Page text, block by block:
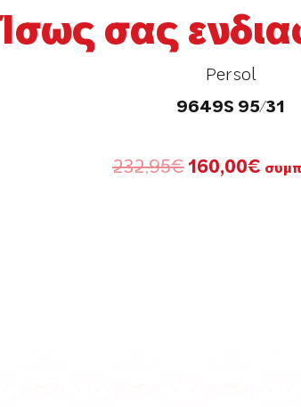
Ίσως σας
Persol
9649S 95/31
232,95€ Original
160,00€Η